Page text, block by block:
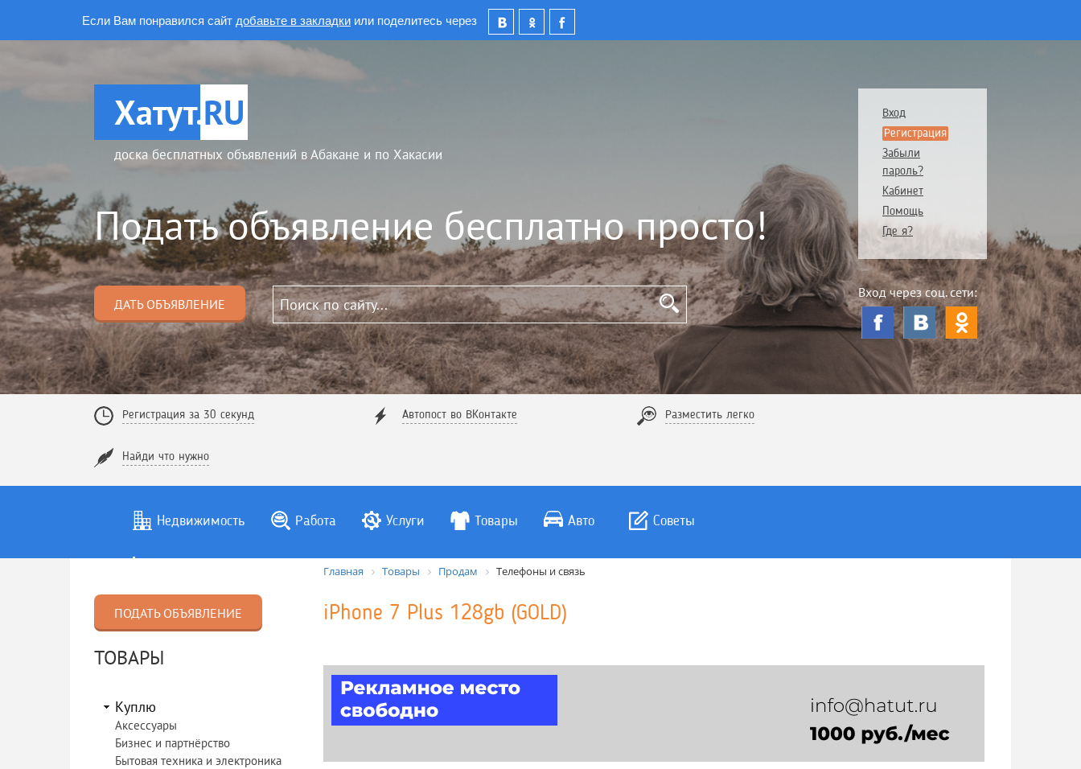
Если Вам понравился сайт добавьте в закладки или поделитесь через
Хатут.RU
доска бесплатных объявлений в Абакане и по Хакасии
Подать объявление бесплатно просто!
ДАТЬ ОБЪЯВЛЕНИЕ
Вход
Регистрация
Забыли
пароль?
Кабинет
Помощь
Где я?
Вход через соц. сети:
Регистрация за 30 секунд Автопост во ВКонтакте Разместить легко
Найди что нужно
Недвижимость Работа Услуги Товары Авто Советы
ПОДАТЬ ОБЪЯВЛЕНИЕ
ТОВАРЫ
Куплю
Аксессуары
Бизнес и партнёрство
Бытовая техника и электроника
Главная Товары Продам Телефоны и связь
iPhone 7 Plus 128gb (GOLD)